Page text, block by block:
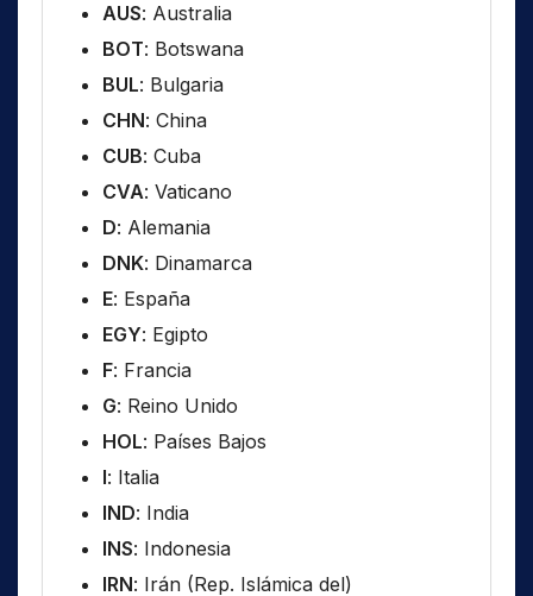
AUS: Australia
BOT: Botswana
BUL: Bulgaria
CHN: China
CUB: Cuba
CVA: Vaticano
D: Alemania
DNK: Dinamarca
E: España
EGY: Egipto
F: Francia
G: Reino Unido
HOL: Países Bajos
I: Italia
IND: India
INS: Indonesia
IRN: Irán (Rep. Islámica del)